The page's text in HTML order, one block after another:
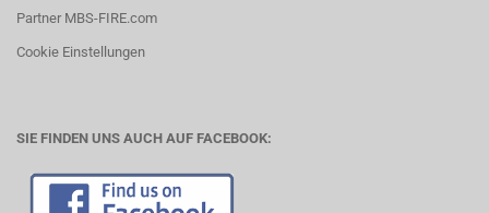
Partner MBS-FIRE.com
Cookie Einstellungen
SIE FINDEN UNS AUCH AUF FACEBOOK: